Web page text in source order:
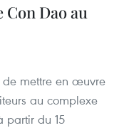
Dao au
de mettre en œuvre
au complexe
partir du 15